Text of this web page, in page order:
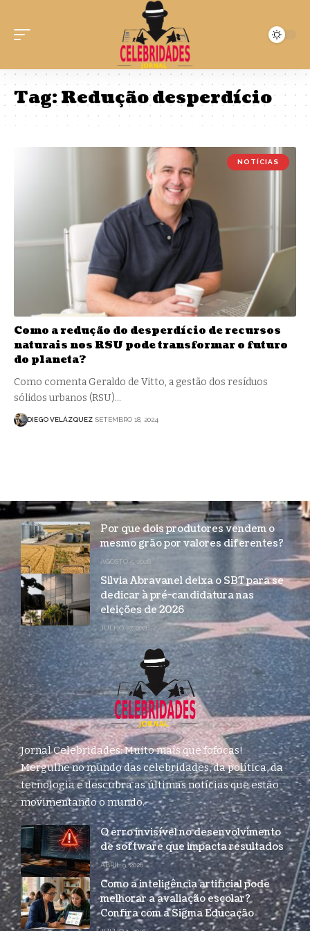
Tag:Redução desperdício
NOTÍCIAS
Como a redução do desperdício de recursos
naturais nos RSU pode transformar o futuro
do planeta?
Como comenta Geraldo de Vitto, a gestão dos resíduos
sólidos urbanos (RSU)…
DIEGO VELÁZQUEZ SETEMBRO 18, 2024
Por que dois produtores vendem o
mesmo grão por valores diferentes?
AGOSTO 5, 2026
Silvia Abravanel deixa o SBT para se
dedicar à pré-candidatura nas
eleições de 2026
JULHO 27, 2026
Jornal Celebridades: Muito mais que fofocas!
Mergulhe no mundo das celebridades, da política, da
tecnologia e descubra as últimas notícias que estão
movimentando o mundo.
O erro invisível no desenvolvimento
de software que impacta resultados
ABRIL 9, 2026
Como a inteligência artificial pode
melhorar a avaliação escolar?
Confira com a Sigma Educação